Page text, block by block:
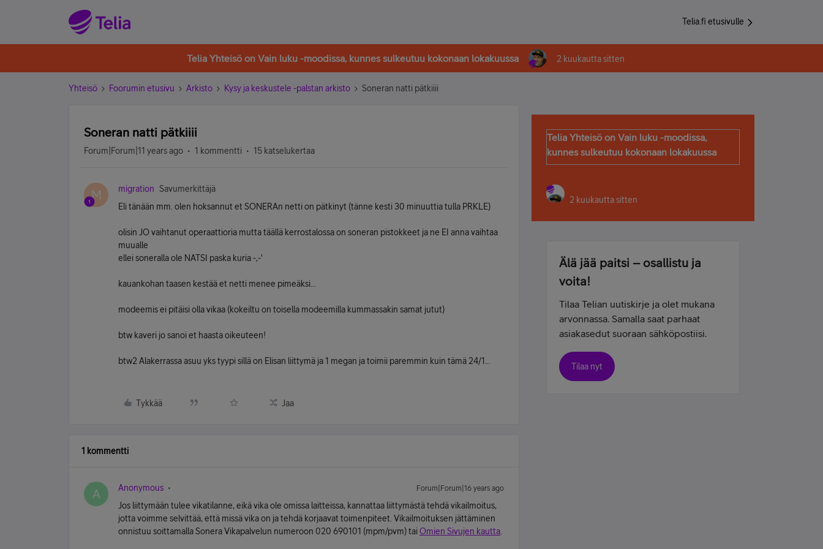
Telia.fi etusivulle
Telia Yhteisö on Vain luku -moodissa, kunnes sulkeutuu kokonaan lokakuussa 2 kuukautta sitten
Yhteisö Foorumin etusivu Arkisto Kysy ja keskustele -palstan arkisto Soneran natti pätkiiii
Soneran natti pätkiiii
Forum|Forum|11 years ago 1 kommentti 15 katselukertaa
M migration
Savumerkittäjä
Eli tänään mm. olen hoksannut et SONERAn netti on pätkinyt (tänne kesti 30 minuuttia tulla PRKLE)
olisin JO vaihtanut operaattioria mutta täällä kerrostalossa on soneran pistokkeet ja ne EI anna vaihtaa
muualle
ellei soneralla ole NATSI paska kuria -,-'
kauankohan taasen kestää et netti menee pimeäksi...
modeemis ei pitäisi olla vikaa (kokeiltu on toisella modeemilla kummassakin samat jutut)
btw kaveri jo sanoi et haasta oikeuteen!
btw2 Alakerrassa asuu yks tyypi sillä on Elisan liittymä ja 1 megan ja toimii paremmin kuin tämä 24/1...
Tykkää Jaa
1 kommentti
A Anonymous Forum|Forum|16 years ago
Jos liittymään tulee vikatilanne, eikä vika ole omissa laitteissa, kannattaa liittymästä tehdä vikailmoitus,
jotta voimme selvittää, että missä vika on ja tehdä korjaavat toimenpiteet. Vikailmoituksen jättäminen
onnistuu soittamalla Sonera Vikapalvelun numeroon 020 690101 (mpm/pvm) taiOmien Sivujen kautta
Telia Yhteisö on Vain luku -moodissa,
kunnes sulkeutuu kokonaan lokakuussa
2 kuukautta sitten
Älä jää paitsi – osallistu ja
voita!
Tilaa Telian uutiskirje ja olet mukana
arvonnassa. Samalla saat parhaat
asiakasedut suoraan sähköpostiisi.
Tilaa nyt